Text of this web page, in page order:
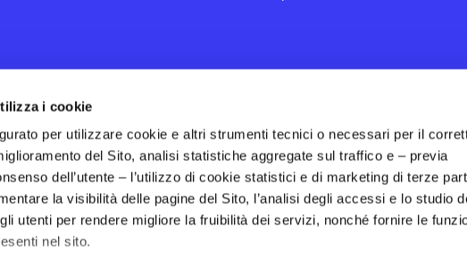
i cookie
per utilizzare cookie e altri strumenti tecnici o necessari per il
del Sito, analisi statistiche aggregate sul traffico e – previa
dell’utente – l’utilizzo di cookie statistici e di marketing di terze
la visibilità delle pagine del Sito, l’analisi degli accessi e lo studio
utenti per rendere migliore la fruibilità dei servizi, nonché fornire le
nel sito.
Partner